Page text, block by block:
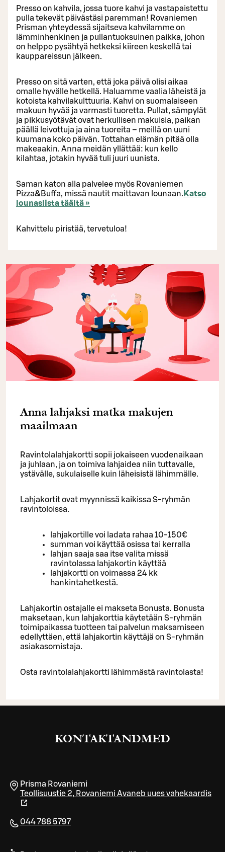
Presso on kahvila, jossa tuore kahvi ja vastapaistettu
pulla tekevät päivästäsi paremman! Rovaniemen
Prisman yhteydessä sijaitseva kahvilamme on
lämminhenkinen ja pullantuoksuinen paikka, johon
on helppo pysähtyä hetkeksi kiireen keskellä tai
kauppareissun jälkeen.
Presso on sitä varten, että joka päivä olisi aikaa
omalle hyvälle hetkellä. Haluamme vaalia läheistä ja
kotoista kahvilakulttuuria. Kahvi on suomalaiseen
makuun hyvää ja varmasti tuoretta. Pullat, sämpylät
ja pikkusyötävät ovat herkullisen makuisia, paikan
päällä leivottuja ja aina tuoreita – meillä on uuni
kuumana koko päivän. Tottahan elämän pitää olla
makeaakin. Anna meidän yllättää: kun kello
kilahtaa, jotakin hyvää tuli juuri uunista.
Saman katon alla palvelee myös Rovaniemen
Pizza&Buffa, missä nautit maittavan lounaan. Katso
lounaslista täältä »
Kahvittelu piristää, tervetuloa!
Anna lahjaksi matka makujen
maailmaan
Ravintolalahjakortti sopii jokaiseen vuodenaikaan
ja juhlaan, ja on toimiva lahjaidea niin tuttavalle,
ystävälle, sukulaiselle kuin läheisistä lähimmälle.
Lahjakortit ovat myynnissä kaikissa S-ryhmän
ravintoloissa.
lahjakortille voi ladata rahaa 10-150€
summan voi käyttää osissa tai kerralla
lahjan saaja saa itse valita missä
ravintolassa lahjakortin käyttää
lahjakortti on voimassa 24 kk
hankintahetkestä.
Lahjakortin ostajalle ei makseta Bonusta. Bonusta
maksetaan, kun lahjakorttia käytetään S-ryhmän
toimipaikassa tuotteen tai palvelun maksamiseen
edellyttäen, että lahjakortin käyttäjä on S-ryhmän
asiakasomistaja.
Osta ravintolalahjakortti lähimmästä ravintolasta!
KONTAKTANDMED
Prisma Rovaniemi
Teollisuustie 2, Rovaniemi Avaneb uues vahekaardis
044 788 5797